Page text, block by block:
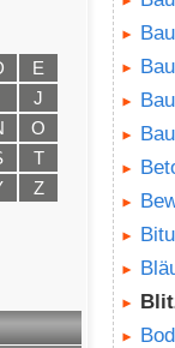
E
J
O
T
Z